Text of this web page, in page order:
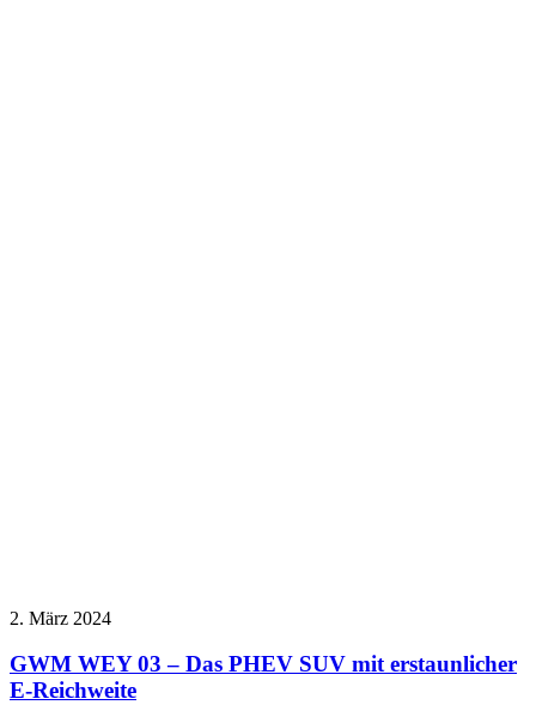
2. März 2024
GWM WEY 03 – Das PHEV SUV mit erstaunlicher
E-Reichweite